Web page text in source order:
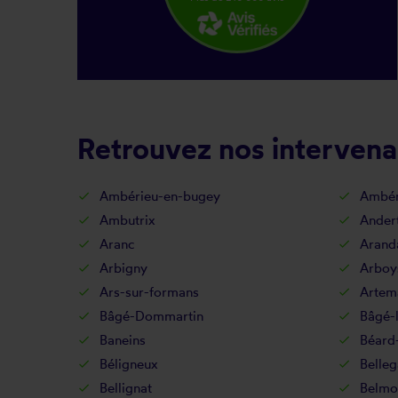
Retrouvez nos
Ambérieu-en-bugey
Ambutrix
Aranc
Arbigny
Ars-sur-formans
Bâgé-Dommartin
Baneins
Béligneux
Bellignat